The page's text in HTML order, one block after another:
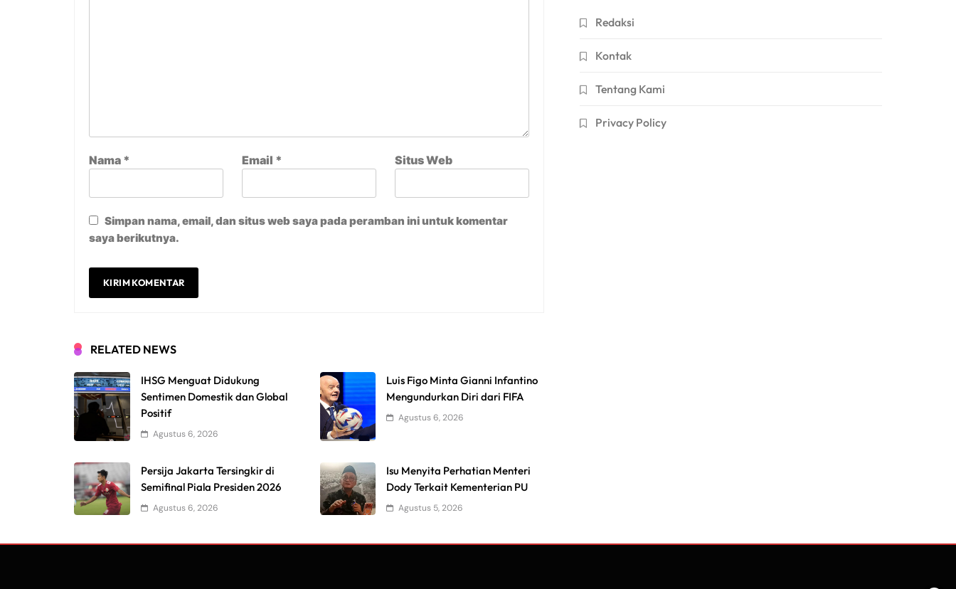
Nama * Email * Situs Web
Simpan nama, email, dan situs web saya pada peramban ini untuk komentar
saya berikutnya.
RELATED NEWS
IHSG Menguat Didukung
Sentimen Domestik dan Global
Positif
Agustus 6, 2026
Luis Figo Minta Gianni Infantino
Mengundurkan Diri dari FIFA
Agustus 6, 2026
Persija Jakarta Tersingkir di
Semifinal Piala Presiden 2026
Agustus 6, 2026
Isu Menyita Perhatian Menteri
Dody Terkait Kementerian PU
Agustus 5, 2026
Redaksi
Kontak
Tentang Kami
Privacy Policy